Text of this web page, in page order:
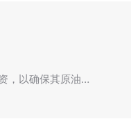
，以确保其原油…